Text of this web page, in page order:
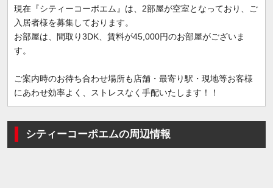
現在『シティーコーポエム』は、2部屋が空室となっており、ご
入居者様を募集しております。
お部屋は、間取り3DK、賃料が45,000円のお部屋がございま
す。
ご案内時のお待ち合わせ場所も店舗・最寄り駅・現地等お客様
にあわせ効率よく、ストレスなく手配いたします！！
シティーコーポエムの周辺情報